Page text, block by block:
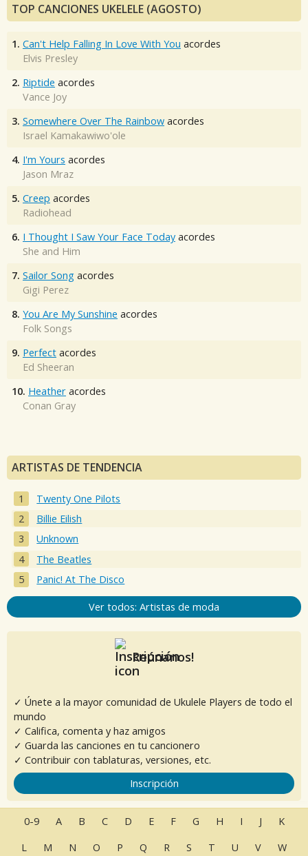
TOP CANCIONES UKELELE (AGOSTO)
1. Can't Help Falling In Love With You acordes
Elvis Presley
2. Riptide acordes
Vance Joy
3. Somewhere Over The Rainbow acordes
Israel Kamakawiwo'ole
4. I'm Yours acordes
Jason Mraz
5. Creep acordes
Radiohead
6. I Thought I Saw Your Face Today acordes
She and Him
7. Sailor Song acordes
Gigi Perez
8. You Are My Sunshine acordes
Folk Songs
9. Perfect acordes
Ed Sheeran
10. Heather acordes
Conan Gray
ARTISTAS DE TENDENCIA
Twenty One Pilots
Billie Eilish
Unknown
The Beatles
Panic! At The Disco
Ver todos: Artistas de moda
Reúnanos!
✓ Únete a la mayor comunidad de Ukulele Players de todo el
mundo
✓ Califica, comenta y haz amigos
✓ Guarda las canciones en tu cancionero
✓ Contribuir con tablaturas, versiones, etc.
Inscripción
0-9 A B C D E F G H I J
K
L
M N O P Q R S T U V W